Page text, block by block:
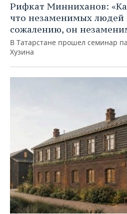
Рифкат Минниханов:
что незаменимых людей
сожалению, он
В Татарстане прошел семинар
Хузина